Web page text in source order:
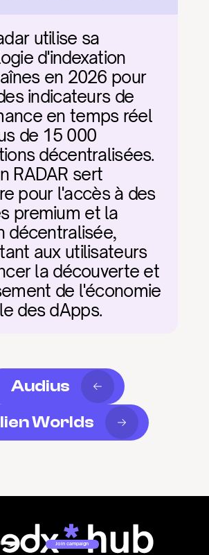
utilise sa
d'indexation
en 2026 pour
indicateurs de
en temps réel
de 15 000
décentralisées.
RADAR sert
pour l'accès à des
premium et la
décentralisée,
aux utilisateurs
la découverte et
de l'économie
des dApps.
Audius
Worlds
Join campaign